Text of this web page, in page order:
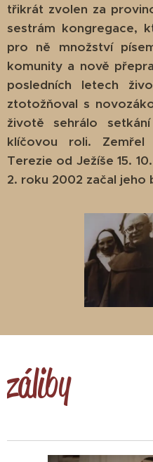
třikrát zvolen za
sestrám kongregace,
pro ně množství
komunity a nově
posledních letech
ztotožňoval s
životě sehrálo
klíčovou roli.
Terezie od Ježíše 15.
2. roku 2002 začal jeho
záliby